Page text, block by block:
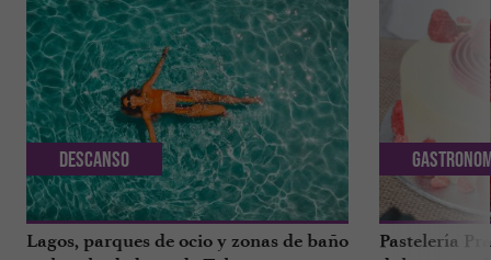
Lagos, parques de ocio y zonas de baño
Descanso
Pastelería